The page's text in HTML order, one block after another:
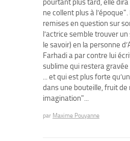
pourtant plus tard, elle
ne collent plus à
remises en question sur
l’actrice semble trouver
le savoir) en la personne
Farhadi a par contre lui
sublime qui restera
... et qui est plus forte
dans une bouteille, fruit de
imagination"...
par Maxime Pouyanne